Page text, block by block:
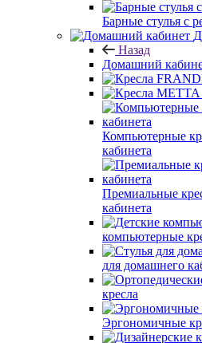
Барные стулья с
Назад
Домашний
Компьютерные
кабинета
Премиальные
кабинета
компьютерные
для домашнего
кресла
Эргономичные